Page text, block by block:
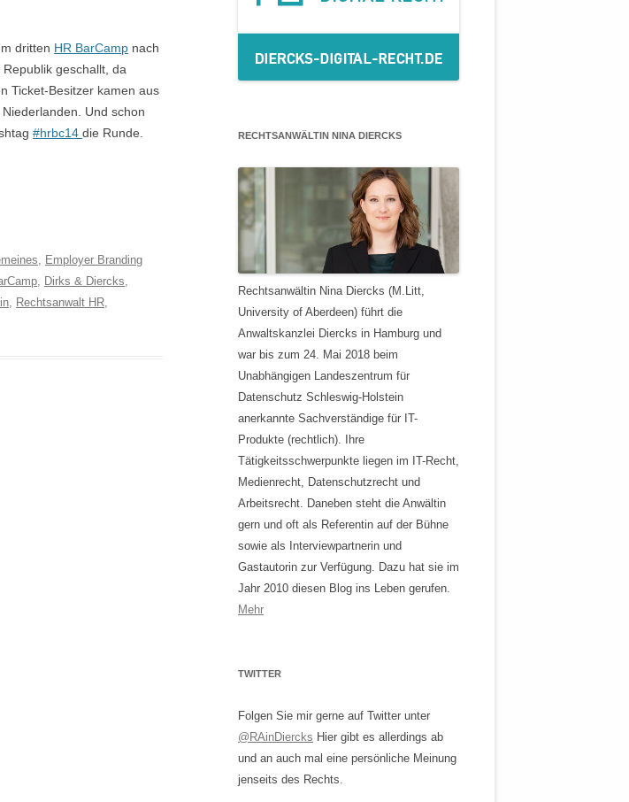
dritten HR BarCamp nach
geschallt, da
Ticket-Besitzer kamen aus
Und schon
#hrbc14 die Runde.
, Employer Branding
, Dirks & Diercks,
, Rechtsanwalt HR,
RECHTSANWÄLTIN NINA DIERCKS
Rechtsanwältin Nina Diercks (M.Litt,
University of Aberdeen) führt die
Anwaltskanzlei Diercks in Hamburg und
war bis zum 24. Mai 2018 beim
Unabhängigen Landeszentrum für
Datenschutz Schleswig-Holstein
anerkannte Sachverständige für IT-
Produkte (rechtlich). Ihre
Tätigkeitsschwerpunkte liegen im IT-Recht,
Medienrecht, Datenschutzrecht und
Arbeitsrecht. Daneben steht die Anwältin
gern und oft als Referentin auf der Bühne
sowie als Interviewpartnerin und
Gastautorin zur Verfügung. Dazu hat sie im
Jahr 2010 diesen Blog ins Leben gerufen.
Mehr
TWITTER
Folgen Sie mir gerne auf Twitter unter
@RAinDiercks Hier gibt es allerdings ab
und an auch mal eine persönliche Meinung
jenseits des Rechts.